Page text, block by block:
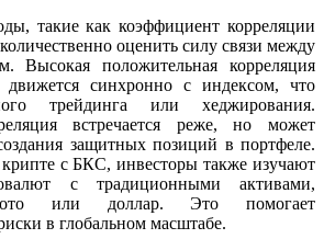
такие как коэффициент корреляции
оценить силу связи между
Высокая положительная корреляция
движется синхронно с индексом, что
трейдинга или хеджирования.
встречается реже, но может
защитных позиций в портфеле.
крипте с БКС, инвесторы также изучают
с традиционными активами,
или доллар. Это помогает
в глобальном масштабе.